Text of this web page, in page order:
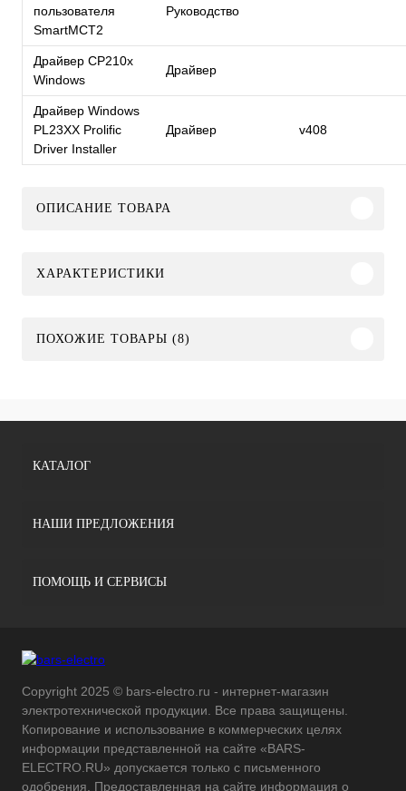
пользователя
SmartMCT2
Руководство
Драйвер CP210x
Windows
Драйвер
Драйвер Windows
PL23XX Prolific
Driver Installer
Драйвер v408
ОПИСАНИЕ ТОВАРА
ХАРАКТЕРИСТИКИ
ПОХОЖИЕ ТОВАРЫ (8)
КАТАЛОГ
НАШИ ПРЕДЛОЖЕНИЯ
ПОМОЩЬ И СЕРВИСЫ
Copyright 2025 © bars-electro.ru - интернет-магазин
электротехнической продукции. Все права защищены.
Копирование и использование в коммерческих целях
информации представленной на сайте «BARS-
ELECTRO.RU» допускается только с письменного
одобрения. Предоставленная на сайте информация о